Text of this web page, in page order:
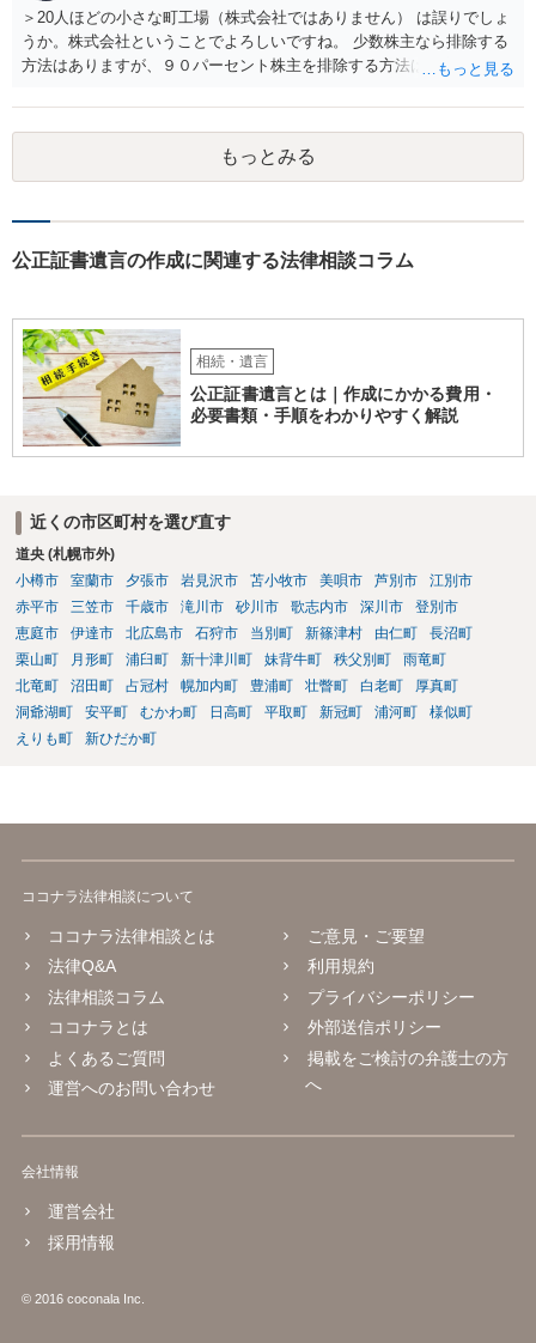
＞20人ほどの小さな町工場（株式会社ではありません） は誤りでしょ
うか。株式会社ということでよろしいですね。 少数株主なら排除する
方法はありますが、９０パーセント株主を排除する方法は現実的にあ
るか、家族を説得して承継させるかしかないでしょう。 また、出資者
がいれば、全員で会社を辞めて新たな会社を立ち上げることも考えら
れます。 それか、しばらく我慢して、社長が没した後に相続人から承
継させるしかないように思えます。 私見ながらご参考まで。
もっとみる
公正証書遺言の作成に関連する法律相談コラム
相続・遺言
公正証書遺言とは｜作成にかかる費用・
必要書類・手順をわかりやすく解説
近くの市区町村を選び直す
道央 (札幌市外)
小樽市
室蘭市 夕張市 岩見沢市 苫小牧市 美唄市 芦別市
江別市
赤平市
三笠市 千歳市 滝川市 砂川市 歌志内市 深川市
登別市
恵庭市
伊達市 北広島市 石狩市 当別町 新篠津村 由仁町
長沼町
栗山町
月形町 浦臼町 新十津川町 妹背牛町 秩父別町
雨竜町
北竜町
沼田町 占冠村 幌加内町 豊浦町 壮瞥町 白老町
厚真町
洞爺湖町
安平町 むかわ町 日高町 平取町 新冠町 浦河町
様似町
えりも町
新ひだか町
ココナラ法律相談について
ココナラ法律相談とは
法律Q&A
法律相談コラム
ココナラとは
よくあるご質問
運営へのお問い合わせ
ご意見・ご要望
利用規約
プライバシーポリシー
外部送信ポリシー
掲載をご検討の弁護士の方
へ
会社情報
運営会社
採用情報
© 2016 coconala Inc.